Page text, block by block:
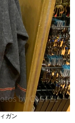
ガン